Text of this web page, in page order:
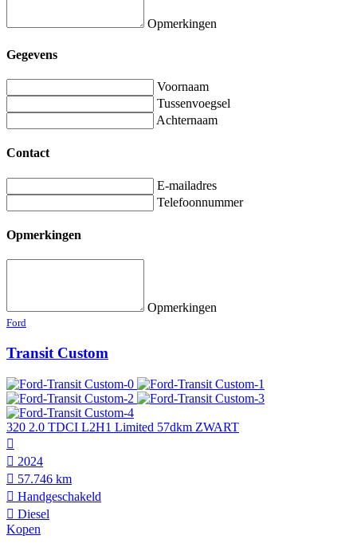
Opmerkingen
Gegevens
Voornaam
Tussenvoegsel
Achternaam
Contact
E-mailadres
Telefoonnummer
Opmerkingen
Opmerkingen
Ford
Transit Custom
320 2.0 TDCI L2H1 Limited 57dkm ZWART
2024
57.746 km
Hand­geschakeld
Diesel
Kopen